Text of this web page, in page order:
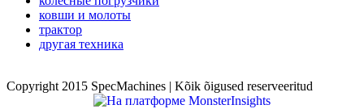
ковши и молоты
трактор
другая техника
Copyright 2015 SpecMachines | Kõik õigused reserveeritud